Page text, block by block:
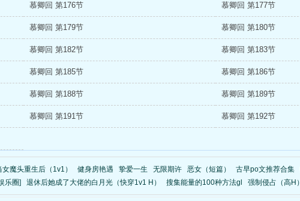
慕卿回 第176节 慕卿回 第177节
慕卿回 第179节 慕卿回 第180节
慕卿回 第182节 慕卿回 第183节
慕卿回 第185节 慕卿回 第186节
慕卿回 第188节 慕卿回 第189节
慕卿回 第191节 慕卿回 第192节
女魔头重生后（1v1） 健身房艳遇 挚爱一生 无限期许 恶女（短篇） 古早po文推荐合集
乐圈]
退休后她成了大佬的白月光（快穿1v1 H） 搜集能量的100种方法gl 强制侵占（高H）